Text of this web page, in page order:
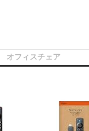
オフィスチェア